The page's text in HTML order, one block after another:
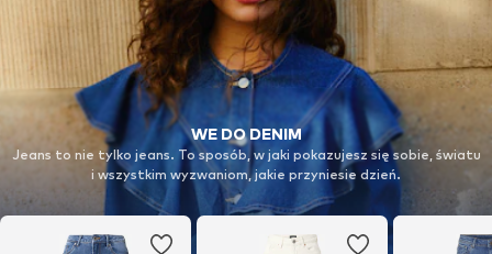
WE DO DENIM
Jeans to nie tylko jeans. To sposób, w jaki pokazujesz się sobie, światu
i wszystkim wyzwaniom, jakie przyniesie dzień.